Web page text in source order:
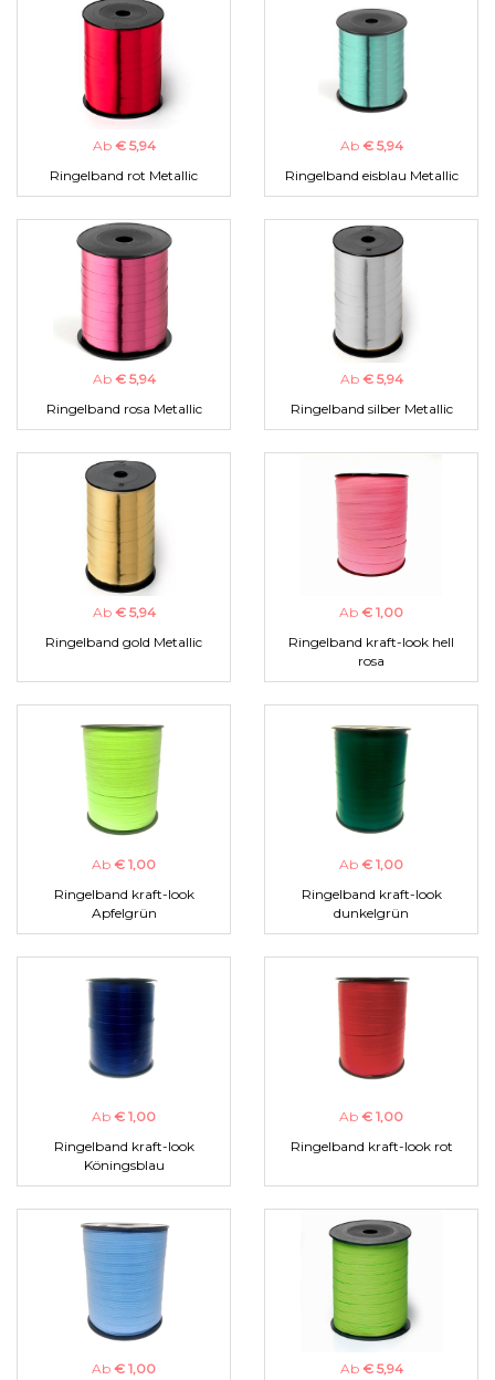
Ab € 5,94
Ringelband rot Metallic
Ab € 5,94
Ringelband eisblau Metallic
Ab € 5,94
Ringelband rosa Metallic
Ab € 5,94
Ringelband silber Metallic
Ab € 5,94
Ringelband gold Metallic
Ab € 1,00
Ringelband kraft-look hell
rosa
Ab € 1,00
Ringelband kraft-look
Apfelgrün
Ab € 1,00
Ringelband kraft-look
dunkelgrün
Ab € 1,00
Ringelband kraft-look
Köningsblau
Ab € 1,00
Ringelband kraft-look rot
Ab € 1,00 Ab € 5,94